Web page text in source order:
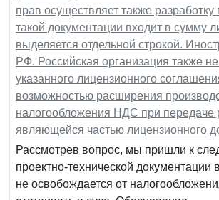
прав осуществляет также
такой документации входит в сумму
выделяется отдельной строкой.
РФ. Российская организация также
указанного лицензионного
возможностью расширения
налогообложения НДС при передаче
являющейся частью лицензионного
Рассмотрев вопрос, мы пришли к
проектно-технической
не освобождается от